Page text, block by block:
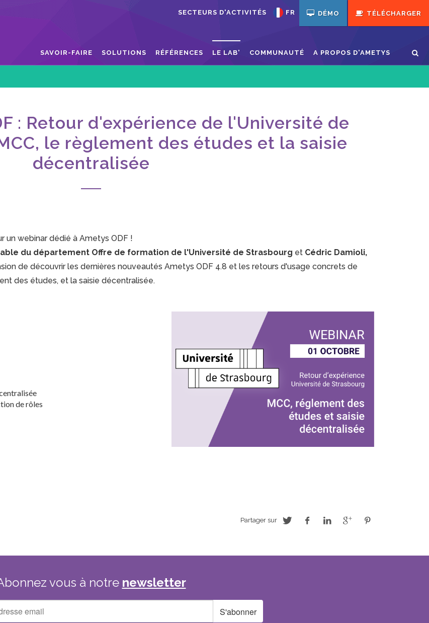
SAVOIR-FAIRE SOLUTIONS RÉFÉRENCES LE LAB' COMMUNAUTÉ A PROPOS D'AMETYS
SECTEURS D'ACTIVITÉS FR DÉMO TÉLÉCHARGER
: Retour d'expérience de l'Université de
le règlement des études et la saisie
décentralisée
un webinar dédié à Ametys ODF !
du département Offre de formation de l'Université de Strasbourg et Cédric Damioli,
de découvrir les dernières nouveautés Ametys ODF 4.8 et les retours d'usage concrets de
des études, et la saisie décentralisée.
de rôles
Partager sur
vous à notre newsletter
S'abonner